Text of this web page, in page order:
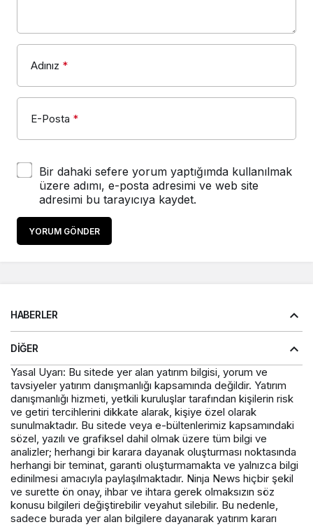
Adınız *
E-Posta *
Bir dahaki sefere yorum yaptığımda kullanılmak
üzere adımı, e-posta adresimi ve web site
adresimi bu tarayıcıya kaydet.
YORUM GÖNDER
HABERLER
DIĞER
Yasal Uyarı: Bu sitede yer alan yatırım bilgisi, yorum ve
tavsiyeler yatırım danışmanlığı kapsamında değildir. Yatırım
danışmanlığı hizmeti, yetkili kuruluşlar tarafından kişilerin risk
ve getiri tercihlerini dikkate alarak, kişiye özel olarak
sunulmaktadır. Bu sitede veya e-bültenlerimiz kapsamındaki
sözel, yazılı ve grafiksel dahil olmak üzere tüm bilgi ve
analizler; herhangi bir karara dayanak oluşturması noktasında
herhangi bir teminat, garanti oluşturmamakta ve yalnızca bilgi
edinilmesi amacıyla paylaşılmaktadır. Ninja News hiçbir şekil
ve surette ön onay, ihbar ve ihtara gerek olmaksızın söz
konusu bilgileri değiştirebilir veyahut silebilir. Bu nedenle,
sadece burada yer alan bilgilere dayanarak yatırım kararı